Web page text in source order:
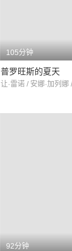
105分钟
普罗旺斯的夏天
92分钟